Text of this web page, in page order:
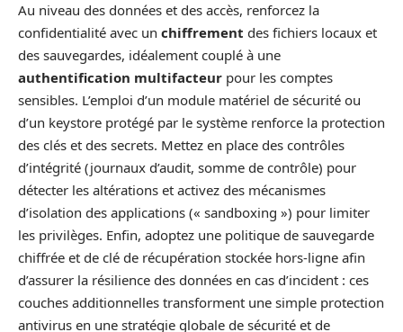
Au niveau des données et des accès, renforcez la
confidentialité avec un chiffrement des fichiers locaux et
des sauvegardes, idéalement couplé à une
authentification multifacteur pour les comptes
sensibles. L’emploi d’un module matériel de sécurité ou
d’un keystore protégé par le système renforce la protection
des clés et des secrets. Mettez en place des contrôles
d’intégrité (journaux d’audit, somme de contrôle) pour
détecter les altérations et activez des mécanismes
d’isolation des applications (« sandboxing ») pour limiter
les privilèges. Enfin, adoptez une politique de sauvegarde
chiffrée et de clé de récupération stockée hors‑ligne afin
d’assurer la résilience des données en cas d’incident : ces
couches additionnelles transforment une simple protection
antivirus en une stratégie globale de sécurité et de